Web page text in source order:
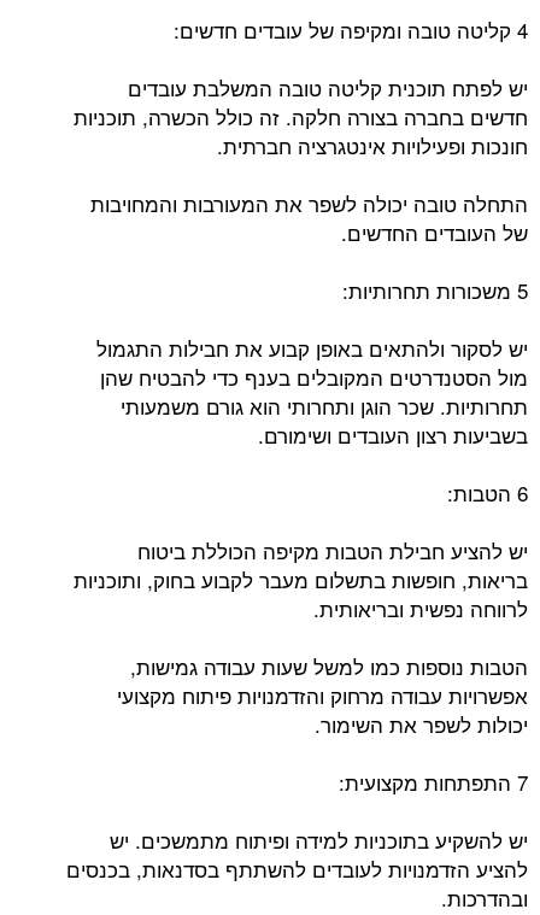
4 קליטה טובה ומקיפה של עובדים חדשים:
יש לפתח תוכנית קליטה טובה המשלבת עובדים
חדשים בחברה בצורה חלקה. זה כולל הכשרה, תוכניות
חונכות ופעילויות אינטגרציה חברתית.
התחלה טובה יכולה לשפר את המעורבות והמחויבות
של העובדים החדשים.
5 משכורות תחרותיות:
יש לסקור ולהתאים באופן קבוע את חבילות התגמול
מול הסטנדרטים המקובלים בענף כדי להבטיח שהן
תחרותיות. שכר הוגן ותחרותי הוא גורם משמעותי
בשביעות רצון העובדים ושימורם.
6 הטבות:
יש להציע חבילת הטבות מקיפה הכוללת ביטוח
בריאות, חופשות בתשלום מעבר לקבוע בחוק, ותוכניות
לרווחה נפשית ובריאותית.
הטבות נוספות כמו למשל שעות עבודה גמישות,
אפשרויות עבודה מרחוק והזדמנויות פיתוח מקצועי
יכולות לשפר את השימור.
7 התפתחות מקצועית:
יש להשקיע בתוכניות למידה ופיתוח מתמשכים. יש
להציע הזדמנויות לעובדים להשתתף בסדנאות, בכנסים
ובהדרכות.